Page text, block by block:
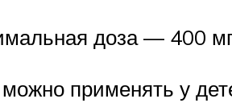
доза — 400
применять у